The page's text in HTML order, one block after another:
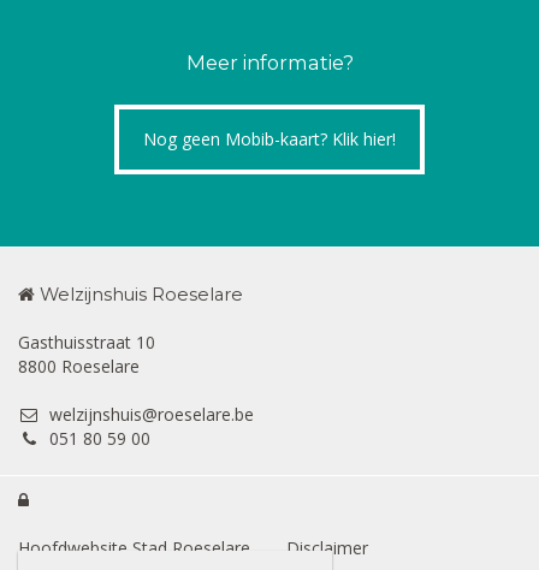
Meer informatie?
Nog geen Mobib-kaart? Klik hier!
Welzijnshuis Roeselare
Gasthuisstraat 10
8800 Roeselare
welzijnshuis@roeselare.be
051 80 59 00

Hoofdwebsite Stad Roeselare Disclaimer